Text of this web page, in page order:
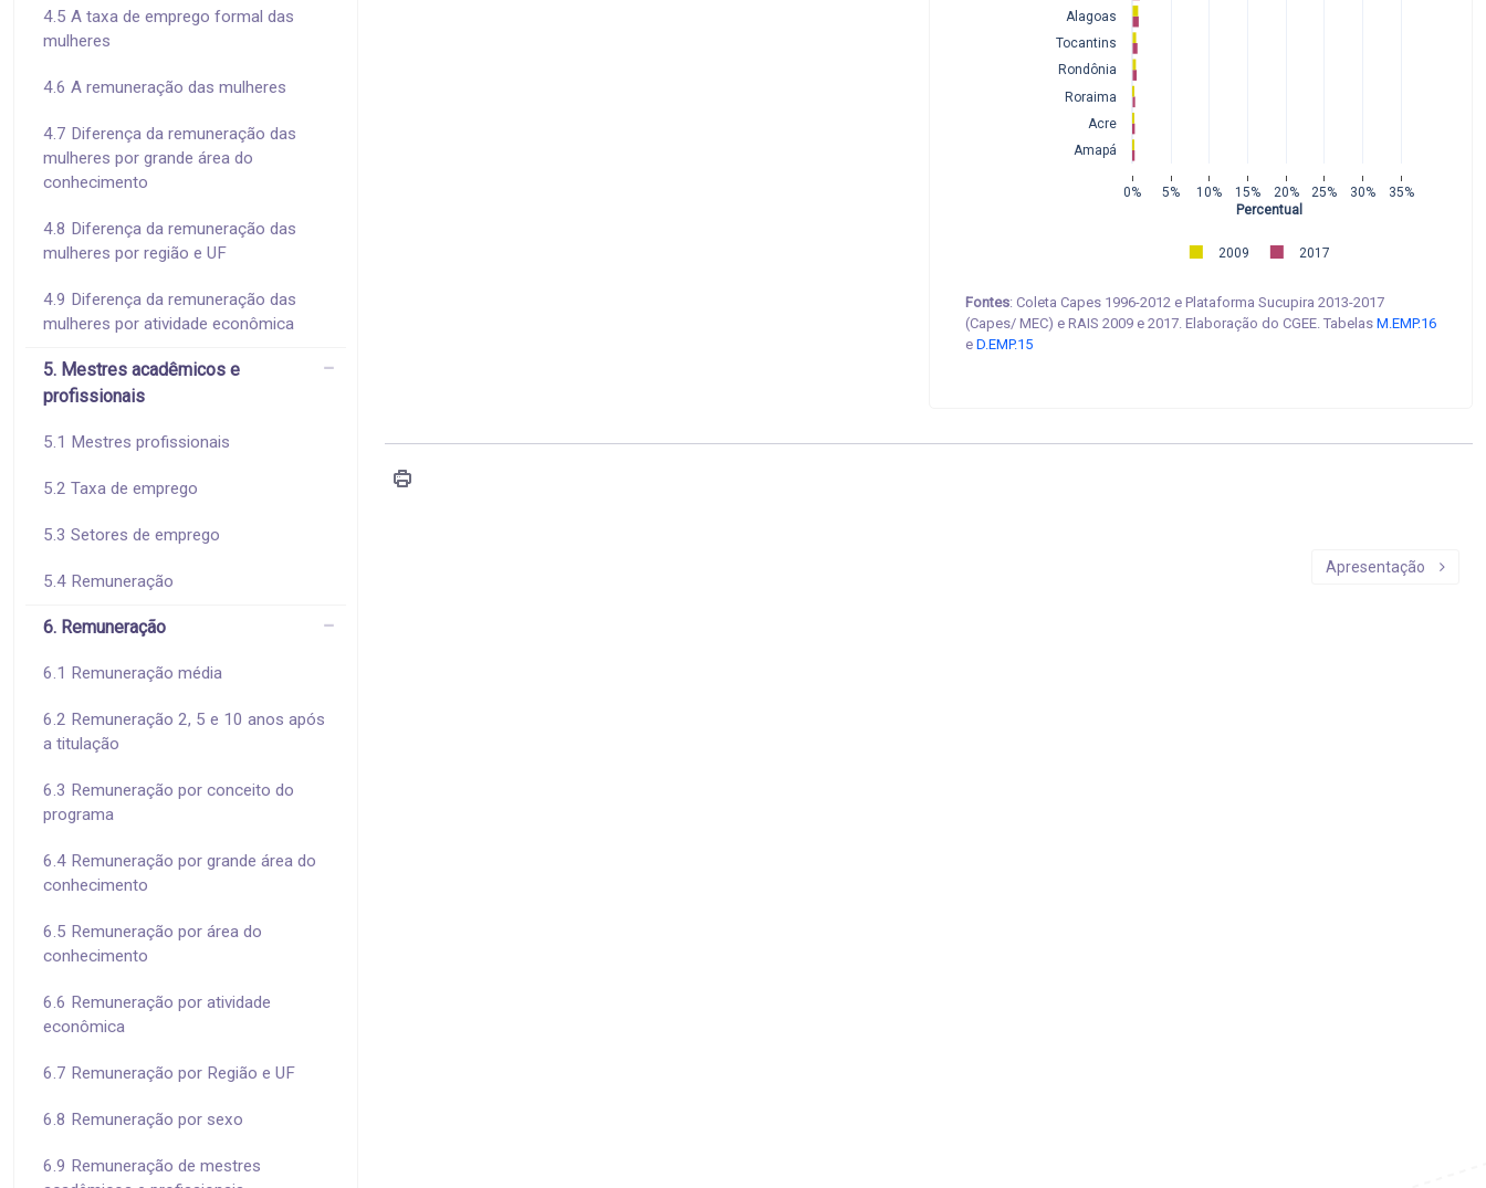
4.5 A taxa de emprego formal das
mulheres
4.6 A remuneração das mulheres
4.7 Diferença da remuneração das
mulheres por grande área do
conhecimento
4.8 Diferença da remuneração das
mulheres por região e UF
4.9 Diferença da remuneração das
mulheres por atividade econômica
5. Mestres acadêmicos e
profissionais
5.1 Mestres profissionais
5.2 Taxa de emprego
5.3 Setores de emprego
5.4 Remuneração
6. Remuneração
6.1 Remuneração média
6.2 Remuneração 2, 5 e 10 anos após
a titulação
6.3 Remuneração por conceito do
programa
6.4 Remuneração por grande área do
conhecimento
6.5 Remuneração por área do
conhecimento
6.6 Remuneração por atividade
econômica
6.7 Remuneração por Região e UF
6.8 Remuneração por sexo
6.9 Remuneração de mestres
0% 5% 10% 15% 20% 25% 30% 35%
Amapá
Acre
Roraima
Rondônia
Tocantins
Alagoas
2009 2017
Percentual
Fontes: Coleta Capes 1996-2012 e Plataforma Sucupira 2013-2017
(Capes/ MEC) e RAIS 2009 e 2017. Elaboração do CGEE. Tabelas M.EMP.16
e D.EMP.15
Apresentação